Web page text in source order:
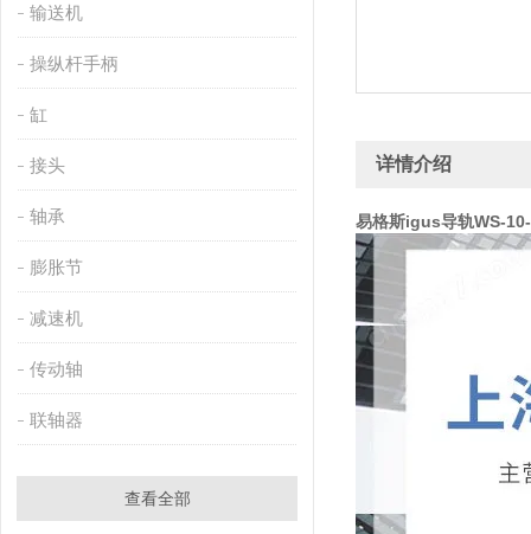
输送机
操纵杆手柄
缸
接头
轴承
膨胀节
减速机
传动轴
联轴器
查看全部
详情介绍
易格斯igus导轨WS-